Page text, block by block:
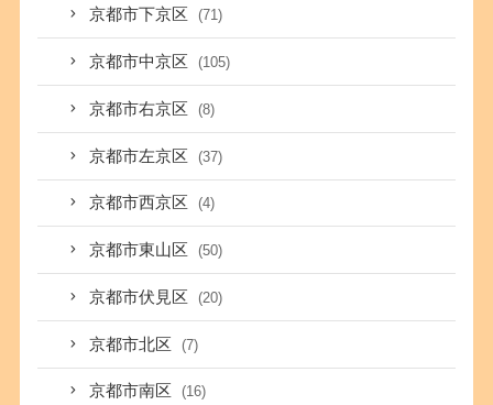
京都市下京区 (71)
京都市中京区 (105)
京都市右京区 (8)
京都市左京区 (37)
京都市西京区 (4)
京都市東山区 (50)
京都市伏見区 (20)
京都市北区 (7)
京都市南区 (16)